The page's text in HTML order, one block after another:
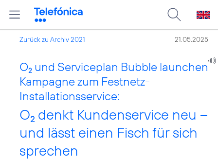
Zurück zu Archiv 2021 21.05.2025
O2 und Serviceplan Bubble launchen
Kampagne zum Festnetz-
Installationsservice:
O2 denkt Kundenservice neu –
und lässt einen Fisch für sich
sprechen